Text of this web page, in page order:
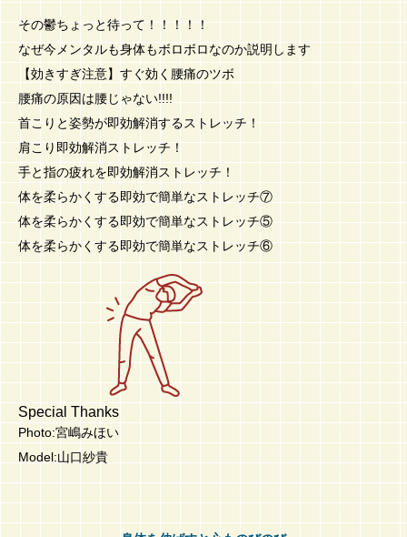
その鬱ちょっと待って！！！！！
なぜ今メンタルも身体もボロボロなのか説明します
【効きすぎ注意】すぐ効く腰痛のツボ
腰痛の原因は腰じゃない!!!!
首こりと姿勢が即効解消するストレッチ！
肩こり即効解消ストレッチ！
手と指の疲れを即効解消ストレッチ！
体を柔らかくする即効で簡単なストレッチ⑦
体を柔らかくする即効で簡単なストレッチ⑤
体を柔らかくする即効で簡単なストレッチ⑥
Special Thanks
Photo:宮嶋みほい
Model:山口紗貴